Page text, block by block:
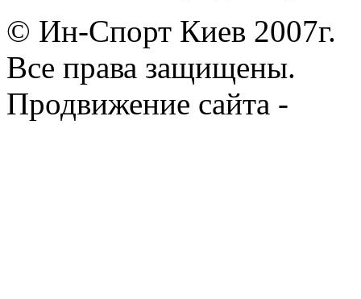
© Ин-Спорт Киев 2007г.
Все права защищены.
Продвижение сайта -